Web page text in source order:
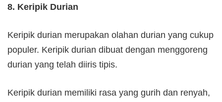
8. Keripik Durian
Keripik durian merupakan olahan durian yang cukup
populer. Keripik durian dibuat dengan menggoreng
durian yang telah diiris tipis.
Keripik durian memiliki rasa yang gurih dan renyah,